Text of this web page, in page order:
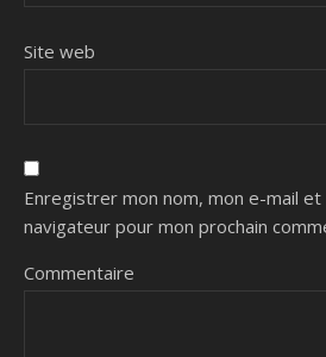
Site web
Enregistrer mon nom, mon e-mail
navigateur pour mon prochain
Commentaire